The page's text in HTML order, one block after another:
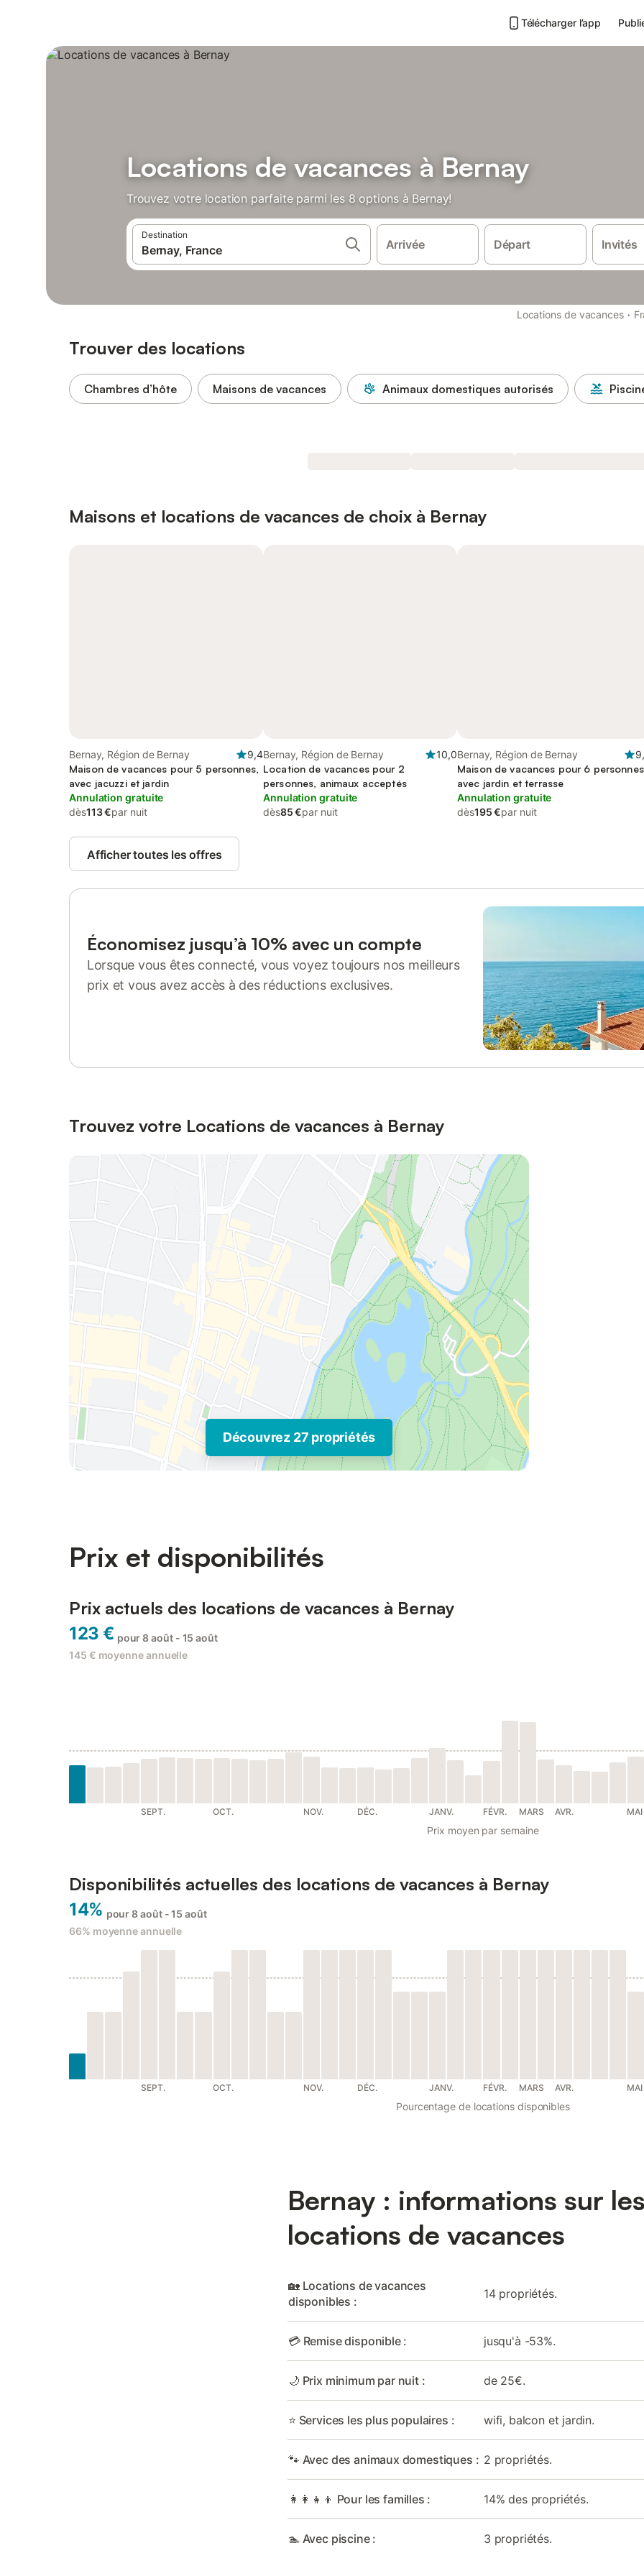
Télécharger l’app
Locations de vacances à Bernay
Trouvez votre location parfaite parmi les 8 options à Bernay!
Destination
Arrivée Départ Invités
Locations de vacances ·
Trouver des locations
Chambres d’hôte Maisons de vacances Animaux domestiques autorisés
Maisons et locations de vacances de choix à Bernay
Bernay, Région de Bernay
9,4
Maison de vacances pour 5 personnes,
avec jacuzzi et jardin
Annulation gratuite
dès113 €par nuit
Bernay, Région de Bernay
10,0
Location de vacances pour 2
personnes, animaux acceptés
Annulation gratuite
dès85 €par nuit
Bernay, Région de Bernay
Maison de vacances pour 6
avec jardin et terrasse
Annulation gratuite
dès195 €par nuit
Afficher toutes les offres
Économisez jusqu’à 10% avec un compte
Lorsque vous êtes connecté, vous voyez toujours nos meilleurs
prix et vous avez accès à des réductions exclusives.
Trouvez votre Locations de vacances à Bernay
Découvrez 27 propriétés
Prix et disponibilités
Prix actuels des locations de vacances à Bernay
123 € pour 8 août - 15 août
145 € moyenne annuelle
SEPT. OCT. NOV. DÉC. JANV. FÉVR. MARS AVR. MAI
Prix moyen par semaine
Disponibilités actuelles des locations de vacances à Bernay
14% pour 8 août - 15 août
66% moyenne annuelle
SEPT. OCT. NOV. DÉC. JANV. FÉVR. MARS AVR. MAI
Pourcentage de locations disponibles
Bernay : informations sur les
locations de vacances
🏡 Locations de vacances
disponibles :
14 propriétés.
💳 Remise disponible : jusqu'à -53%.
🌙 Prix minimum par nuit : de 25€.
⭐ Services les plus populaires : wifi, balcon et jardin.
🐾 Avec des animaux domestiques : 2 propriétés.
👩‍👩‍👧‍👦 Pour les familles : 14% des propriétés.
🏊 Avec piscine : 3 propriétés.